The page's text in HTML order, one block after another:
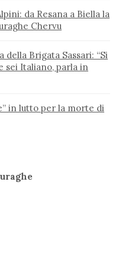
da Resana a Biella la
Chervu
della Brigata Sassari: “Si
sei Italiano, parla in
in lutto per la morte di